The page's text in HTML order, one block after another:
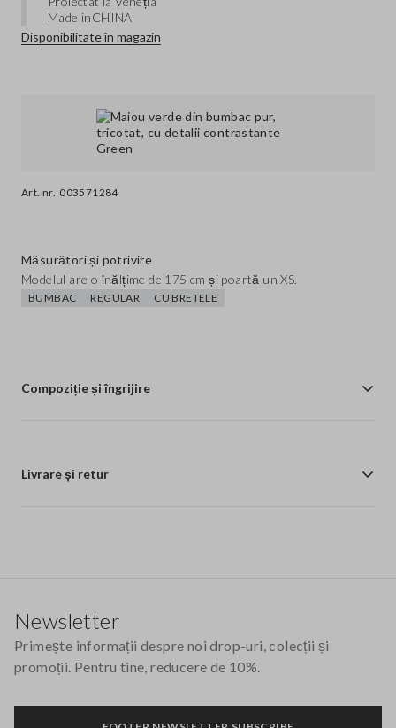
Art. nr. 003571284
Made inCHINA
Disponibilitate în magazin
Măsurători și potrivire
Modelul are o înălțime de 175 cm și poartă un XS.
BUMBAC REGULAR CU BRETELE
Compoziție și îngrijire
Livrare și retur
Newsletter
Primește informații despre noi drop-uri, colecții și
promoții. Pentru tine, reducere de 10%.